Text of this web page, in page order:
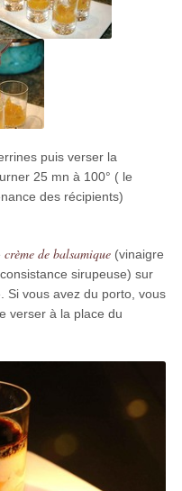
puis verser la
25 mn à 100° ( le
des récipients)
crème de balsamique(vinaigre
sirupeuse) sur
Si vous avez du porto, vous
verser à la place du